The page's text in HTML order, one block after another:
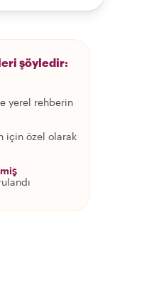
şöyledir:
yerel rehberin
için özel olarak